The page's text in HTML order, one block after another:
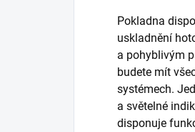
Pokladna
uskladnění
a pohyblivým
budete mít
systémech.
a světelné
disponuje